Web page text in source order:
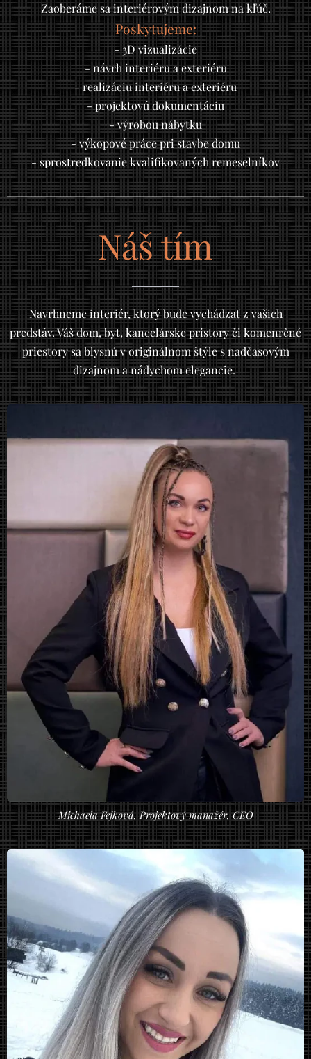
Zaoberáme sa interiérovým dizajnom na kľúč.
Poskytujeme:
- 3D vizualizácie
- návrh interiéru a exteriéru
- realizáciu interiéru a exteriéru
- projektovú dokumentáciu
- výrobou nábytku
- výkopové práce pri stavbe domu
- sprostredkovanie kvalifikovaných remeselníkov
Náš tím
Navrhneme interiér, ktorý bude vychádzať z vašich
predstáv. Váš dom, byt, kancelárske pristory či komenrčné
priestory sa blysnú v originálnom štýle s nadčasovým
dizajnom a nádychom elegancie.
Michaela Fejková, Projektový manažér, CEO